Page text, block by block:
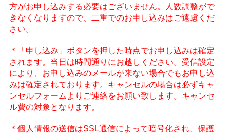
方がお申し込みする必要はございません。人数調整がで
きなくなりますので、二重でのお申し込みはご遠慮くだ
さい。
＊「申し込み」ボタンを押した時点でお申し込みは確定
されます。当日は時間通りにお越しください。受信設定
により、お申し込みのメールが来ない場合でもお申し込
みは確定されております。キャンセルの場合は必ずキャ
ンセルフォームよりご連絡をお願い致します。キャンセ
ル費の対象となります。
＊個人情報の送信はSSL通信によって暗号化され、保護